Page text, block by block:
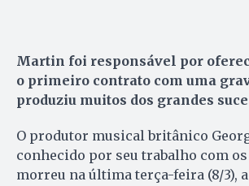
Martin foi responsável por
o primeiro contrato com uma
produziu muitos dos grandes
O produtor musical britânico
conhecido por seu trabalho com os
morreu na última terça-feira (8/3),